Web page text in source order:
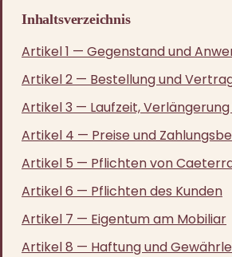
Inhaltsverzeichnis
Artikel 1 — Gegenstand und
Artikel 2 — Bestellung und
Artikel 3 — Laufzeit, Verlängerung
Artikel 4 — Preise und
Artikel 5 — Pflichten von
Artikel 6 — Pflichten des Kunden
Artikel 7 — Eigentum am Mobiliar
Artikel 8 — Haftung und